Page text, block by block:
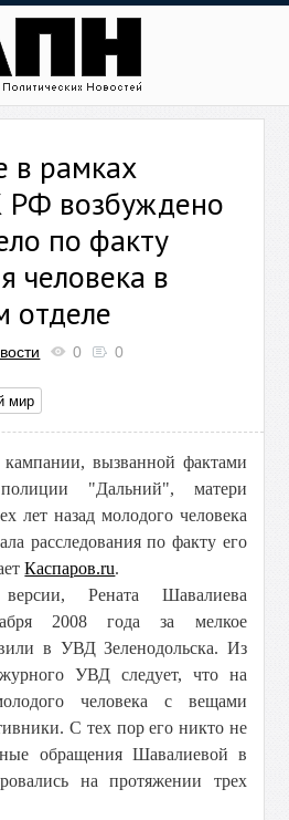
в рамках
РФ возбуждено
по факту
человека в
отделе
0 0
мир
вызванной фактами
"Дальний", матери
лет назад молодого человека
расследования по факту его
Каспаров.ru.
Рената Шавалиева
2008 года за мелкое
в УВД Зеленодольска. Из
УВД следует, что на
человека с вещами
С тех пор его никто не
обращения Шавалиевой в
на протяжении трех